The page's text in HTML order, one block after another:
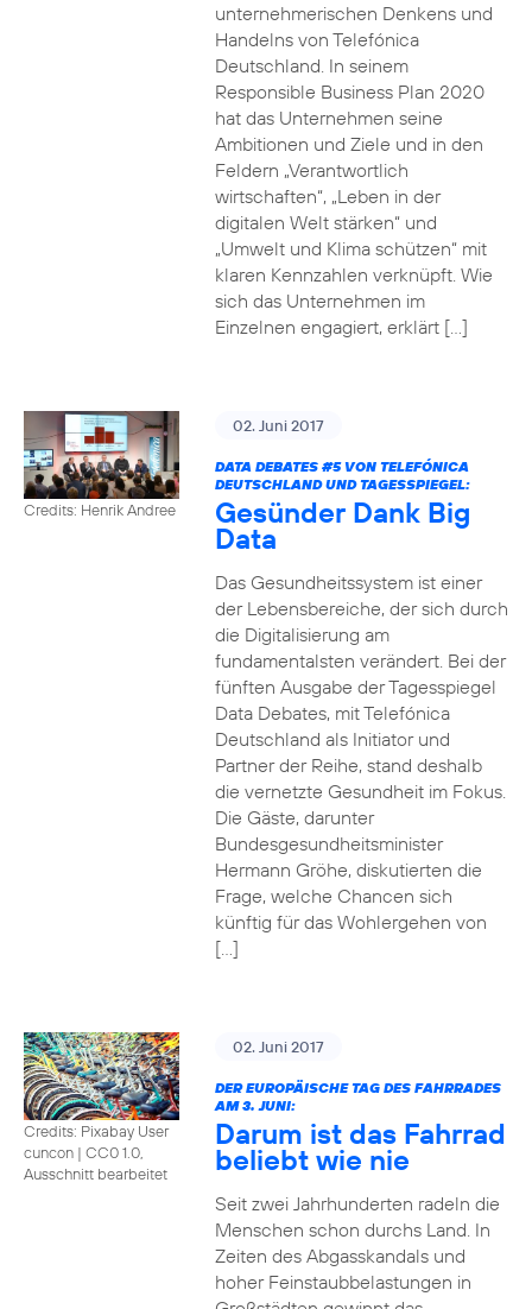
unternehmerischen Denkens und
Handelns von Telefónica
Deutschland. In seinem
Responsible Business Plan 2020
hat das Unternehmen seine
Ambitionen und Ziele und in den
Feldern „Verantwortlich
wirtschaften“, „Leben in der
digitalen Welt stärken“ und
„Umwelt und Klima schützen“ mit
klaren Kennzahlen verknüpft. Wie
sich das Unternehmen im
Einzelnen engagiert, erklärt […]
Credits: Henrik Andree
02. Juni 2017
DATA DEBATES #5VON TELEFÓNICA
DEUTSCHLAND UND TAGESSPIEGEL:
Gesünder Dank Big
Data
Das Gesundheitssystem ist einer
der Lebensbereiche, der sich durch
die Digitalisierung am
fundamentalsten verändert. Bei der
fünften Ausgabe der Tagesspiegel
Data Debates, mit Telefónica
Deutschland als Initiator und
Partner der Reihe, stand deshalb
die vernetzte Gesundheit im Fokus.
Die Gäste, darunter
Bundesgesundheitsminister
Hermann Gröhe, diskutierten die
Frage, welche Chancen sich
künftig für das Wohlergehen von
[…]
Credits: Pixabay User
cuncon | CC0 1.0,
Ausschnitt bearbeitet
02. Juni 2017
DER EUROPÄISCHE TAG DES FAHRRADES
AM 3. JUNI:
Darum ist das Fahrrad
beliebt wie nie
Seit zwei Jahrhunderten radeln die
Menschen schon durchs Land. In
Zeiten des Abgasskandals und
hoher Feinstaubbelastungen in